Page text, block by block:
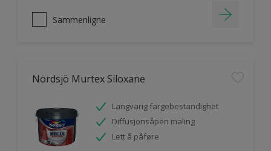
Sammenligne
Nordsjö Murtex Siloxane
Langvarig fargebestandighet
Diffusjonsåpen maling
Lett å påføre